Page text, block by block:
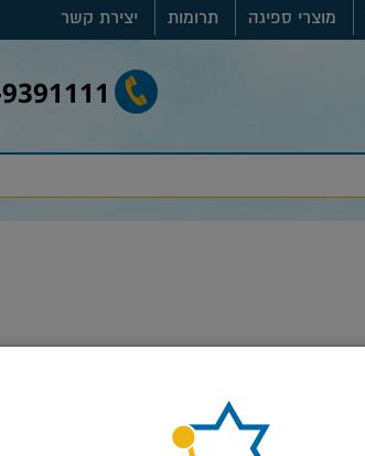
מוצרי ספיגה תרומות יצירת קשר